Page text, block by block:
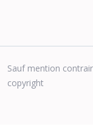
Sauf mention
copyright